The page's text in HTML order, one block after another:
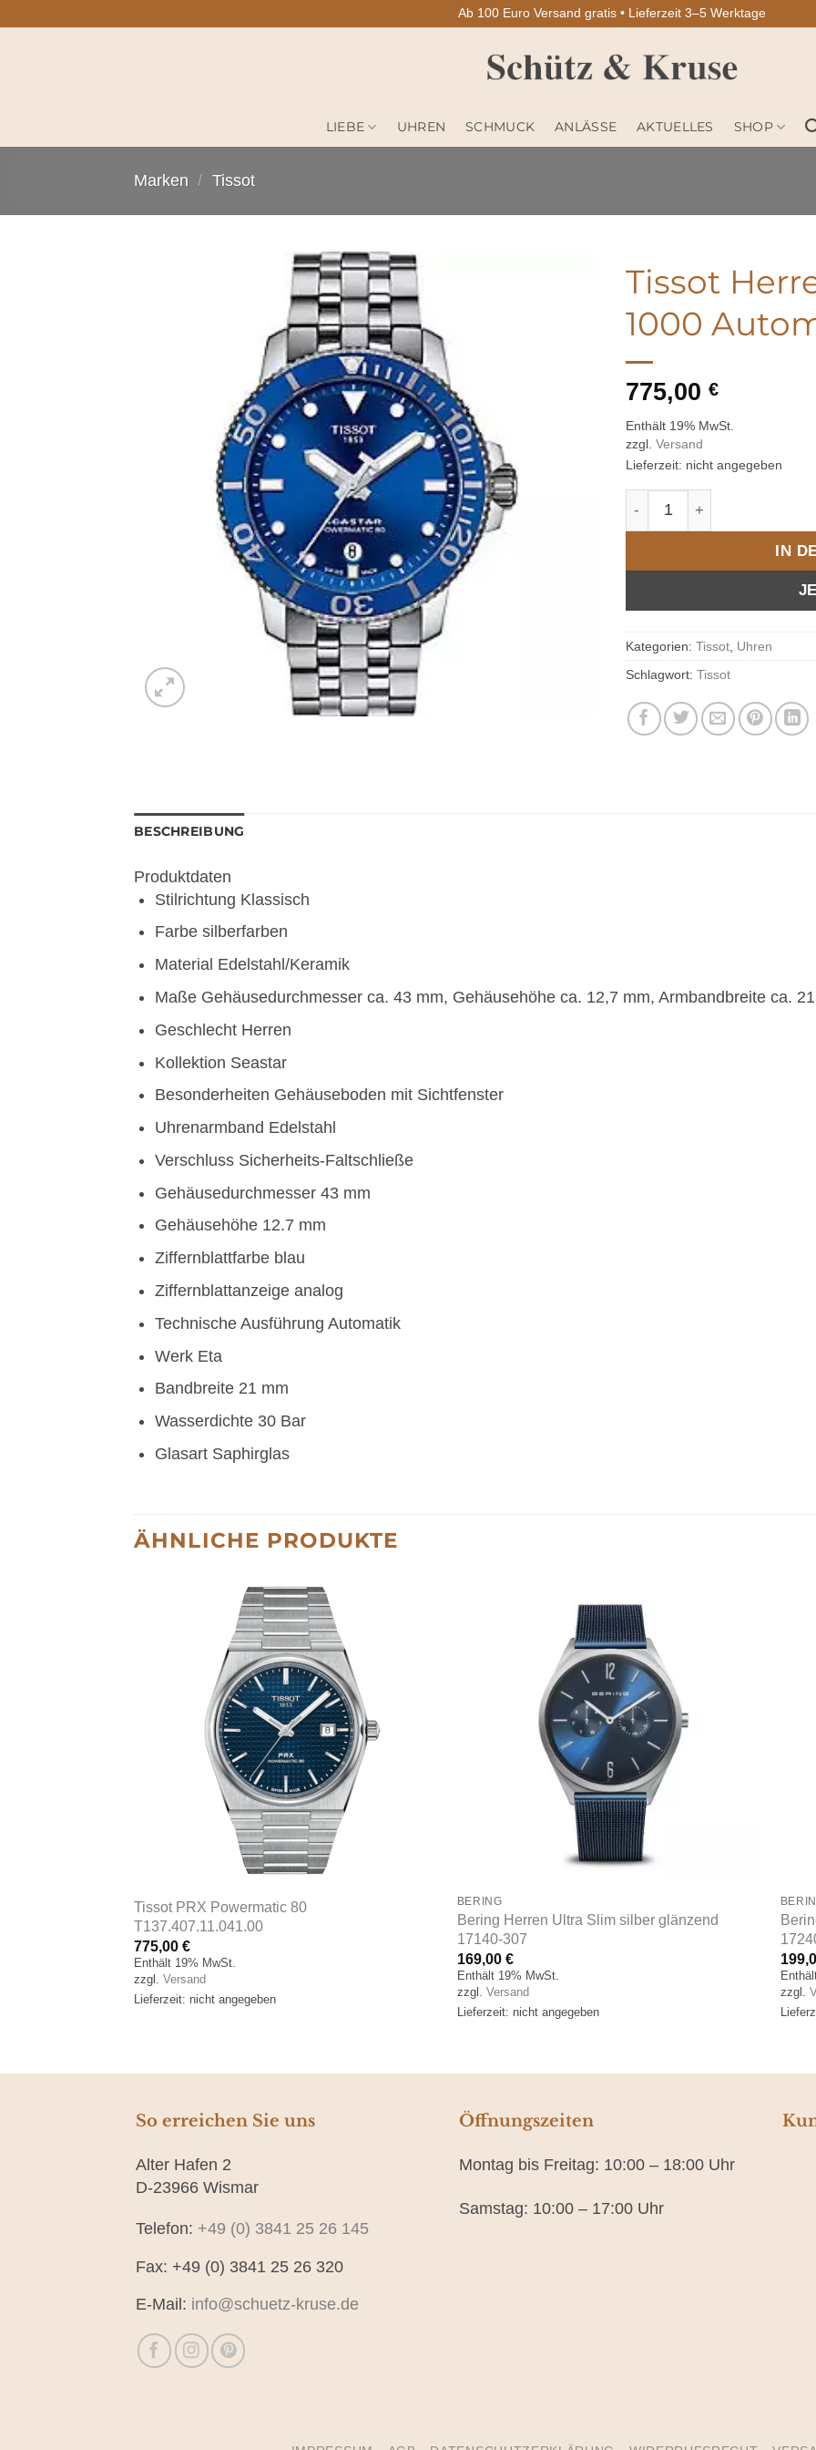
Inhalt
Ab 100 Euro Versand gratis • Lieferzeit 3–5 Werktage
LIEBE UHREN SCHMUCK ANLÄSSE AKTUELLES SHOP
Marken / Tissot
Tissot
1000
775,00 €
Enthält 19% MwSt.
zzgl. Versand
Lieferzeit: nicht angegeben
IN
Kategorien: Tissot, Uhren
Schlagwort: Tissot
BESCHREIBUNG
Produktdaten
Stilrichtung Klassisch
Farbe silberfarben
Material Edelstahl/Keramik
Maße Gehäusedurchmesser ca. 43 mm, Gehäusehöhe ca. 12,7 mm, Armbandbreite ca.
Geschlecht Herren
Kollektion Seastar
Besonderheiten Gehäuseboden mit Sichtfenster
Uhrenarmband Edelstahl
Verschluss Sicherheits-Faltschließe
Gehäusedurchmesser 43 mm
Gehäusehöhe 12.7 mm
Ziffernblattfarbe blau
Ziffernblattanzeige analog
Technische Ausführung Automatik
Werk Eta
Bandbreite 21 mm
Wasserdichte 30 Bar
Glasart Saphirglas
ÄHNLICHE PRODUKTE
Tissot PRX Powermatic 80
T137.407.11.041.00
775,00 €
Enthält 19% MwSt.
zzgl. Versand
Lieferzeit: nicht angegeben
BERING
Bering Herren Ultra Slim silber glänzend
17140-307
169,00 €
Enthält 19% MwSt.
zzgl. Versand
Lieferzeit: nicht angegeben
zzgl.
So erreichen Sie uns
Alter Hafen 2
D-23966 Wismar
Telefon: +49 (0) 3841 25 26 145
Fax: +49 (0) 3841 25 26 320
E-Mail: info@schuetz-kruse.de
Öffnungszeiten
Montag bis Freitag: 10:00 – 18:00 Uhr
Samstag: 10:00 – 17:00 Uhr